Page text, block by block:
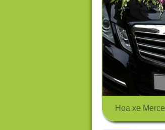
Hoa xe